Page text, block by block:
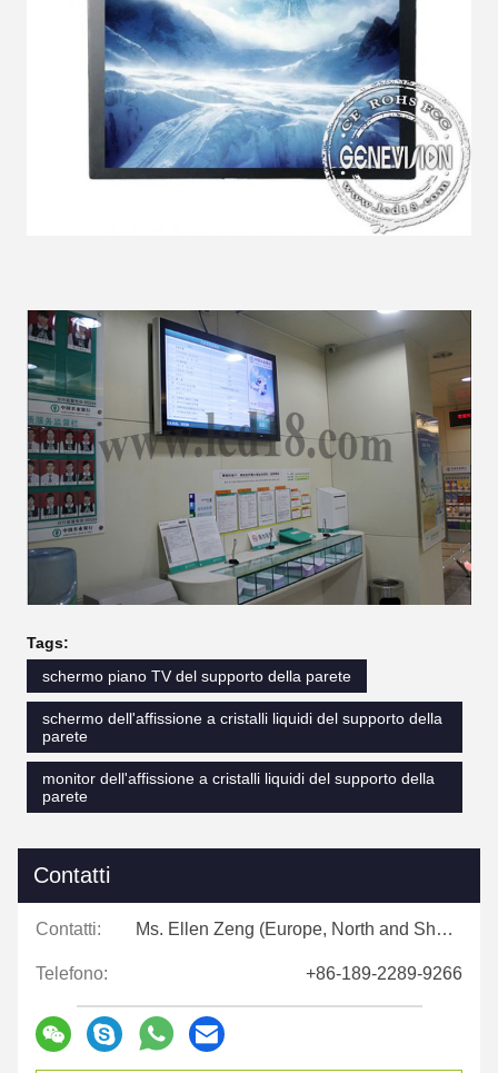
Tags:
schermo piano TV del supporto della parete
schermo dell'affissione a cristalli liquidi del supporto della
parete
monitor dell'affissione a cristalli liquidi del supporto della
parete
Contatti
Contatti: Ms. Ellen Zeng (Europe, North and Shouth America)
Telefono: +86-189-2289-9266